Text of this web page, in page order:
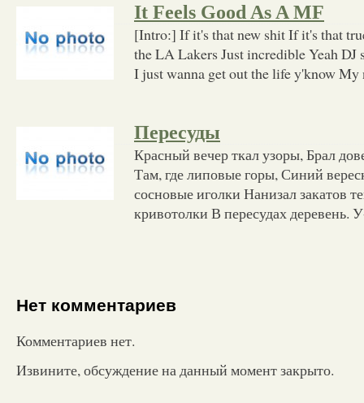
It Feels Good As A MF
[Intro:] If it's that new shit If it's that
the LA Lakers Just incredible Yeah
I just wanna get out the life y'know My
Пересуды
Красный вечер ткал узоры, Брал
Там, где липовые горы, Синий
сосновые иголки Нанизал закатов
кривотолки В пересудах деревень.
Нет комментариев
Комментариев нет.
Извините, обсуждение на данный момент закрыто.